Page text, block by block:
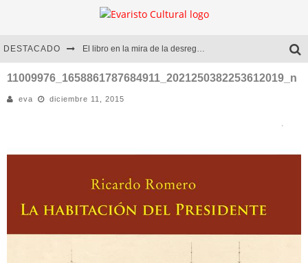
DESTACADO El libro en la mira de la desregulación
Marcelo Rubio | El llovedor
Diego Meret | Hotel Acapulco
11009976_1658861787684911_2021250382253612019_n
eva diciembre 11, 2015